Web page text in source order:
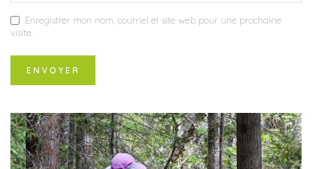
Enregistrer mon nom, courriel et site web pour une prochaine
visite.